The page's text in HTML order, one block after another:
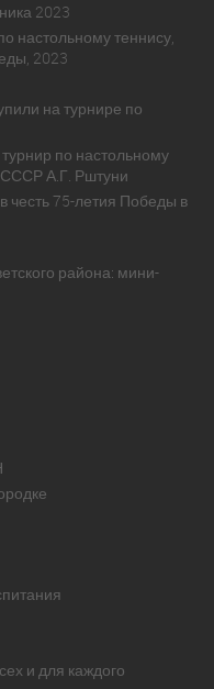
2023
настольному теннису,
2023
на турнире по
по настольному
СССР А.Г. Рштуни
честь 75-летия Победы в
района: мини-
и для каждого